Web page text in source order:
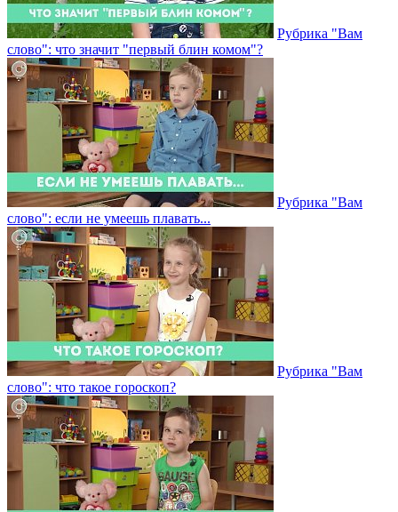
Рубрика "Вам
слово": что значит "первый блин комом"?
Рубрика "Вам
слово": если не умеешь плавать...
Рубрика "Вам
слово": что такое гороскоп?